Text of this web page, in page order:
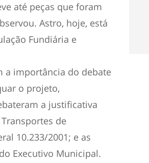
até peças que foram
Astro, hoje, está
Fundiária e
a importância do debate
o projeto,
a justificativa
de
10.233/2001; e as
Executivo Municipal.